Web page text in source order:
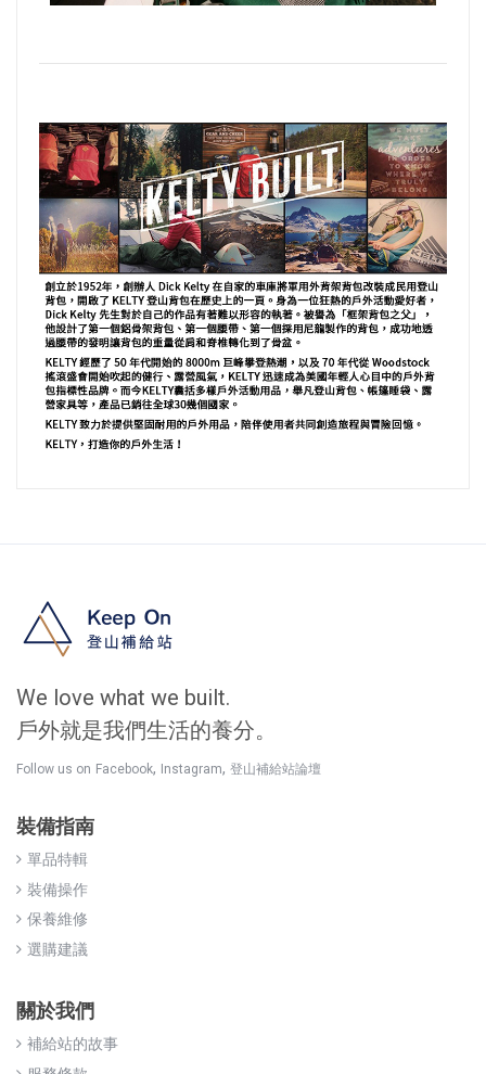
We love what we built.
戶外就是我們生活的養分。
Follow us on Facebook, Instagram, 登山補給站論壇
裝備指南
單品特輯
裝備操作
保養維修
選購建議
關於我們
補給站的故事